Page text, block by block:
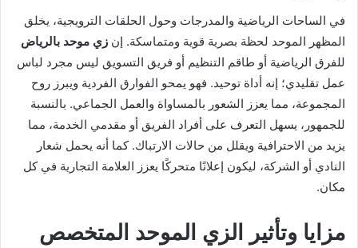
في الساحات الرياضية والمدرجات وحول الحلقات الترويجية، يخلق
المظهر الموحد لحظة بصرية قوية ومتماسكة. إن زي موحد بالرياض
للفرق الرياضية أو طاقم التنظيم أو فريق التسويق ليس مجرد لباس
عمل تقليدي؛ إنه أداة توحيد. فهو يمحو الفوارق الفردية ويبرز روح
المجموعة، مما يعزز الشعور بالمساواة والعمل الجماعي. بالنسبة
للجمهور، يسهل التعرف على أفراد الفريق أو مقدمي الخدمة، مما
يزيد من الاحترافية ويقلل من حالات الارتباك. كما أنه يحمل شعار
النادي أو الشركة، ليكون إعلانًا متحركًا يعزز العلامة التجارية في كل
مكان.
مزايا وتأثير الزي الموحد المتخصص